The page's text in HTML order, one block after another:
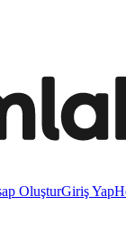
OluşturGiriş Yap